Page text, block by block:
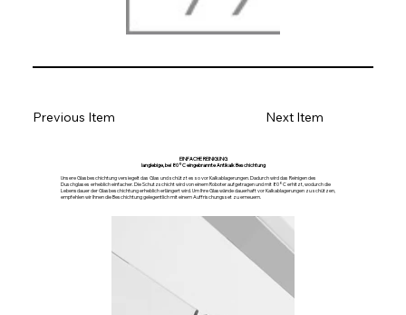
Next Item
Previous Item
EINFACHE REINIGUNG
langlebige, bei 80°C eingebrannte Antikalk Beschichtung
Unsere Glasbeschichtung versiegelt das Glas und schützt es so vor Kalkablagerungen. Dadurch wird das Reinigen des
Duschglases erheblich einfacher. Die Schutzschicht wird von einem Roboter aufgetragen und mit 80°C erhitzt, wodurch die
Lebensdauer der Glasbeschichtung erheblich erlängert wird. Um Ihre Glaswände dauerhaft vor Kalkablagerungen zu schützen,
empfehlen wir Ihnen die Beschichtung gelegentlich mit einem Auffrischungsset zu erneuern.